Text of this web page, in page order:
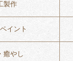
製作
イント
癒やし